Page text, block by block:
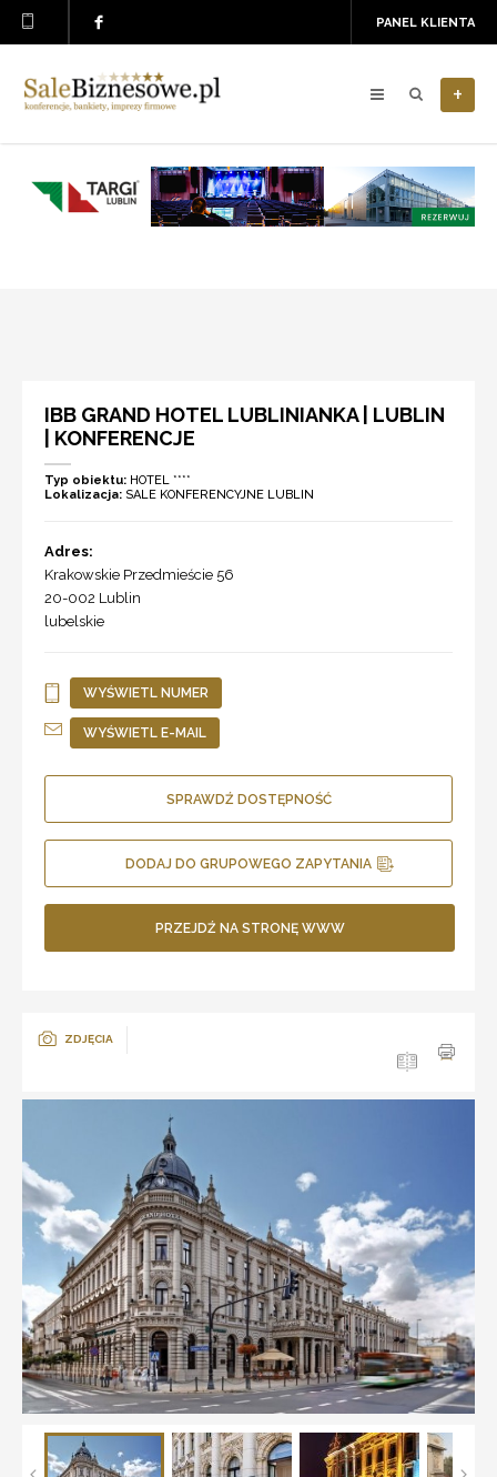
PANEL KLIENTA
+
IBB GRAND HOTEL LUBLINIANKA | LUBLIN
| KONFERENCJE
Typ obiektu: HOTEL ****
Lokalizacja: SALE KONFERENCYJNE LUBLIN
Adres:
Krakowskie Przedmieście 56
20-002 Lublin
lubelskie
WYŚWIETL NUMER
WYŚWIETL E-MAIL
SPRAWDŹ DOSTĘPNOŚĆ
DODAJ DO GRUPOWEGO ZAPYTANIA
PRZEJDŹ NA STRONĘ WWW
ZDJĘCIA